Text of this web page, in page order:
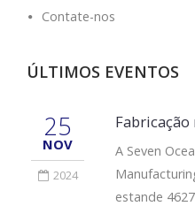
Contate-nos
ÚLTIMOS EVENTOS
25
NOV
2024
A Seven
estande